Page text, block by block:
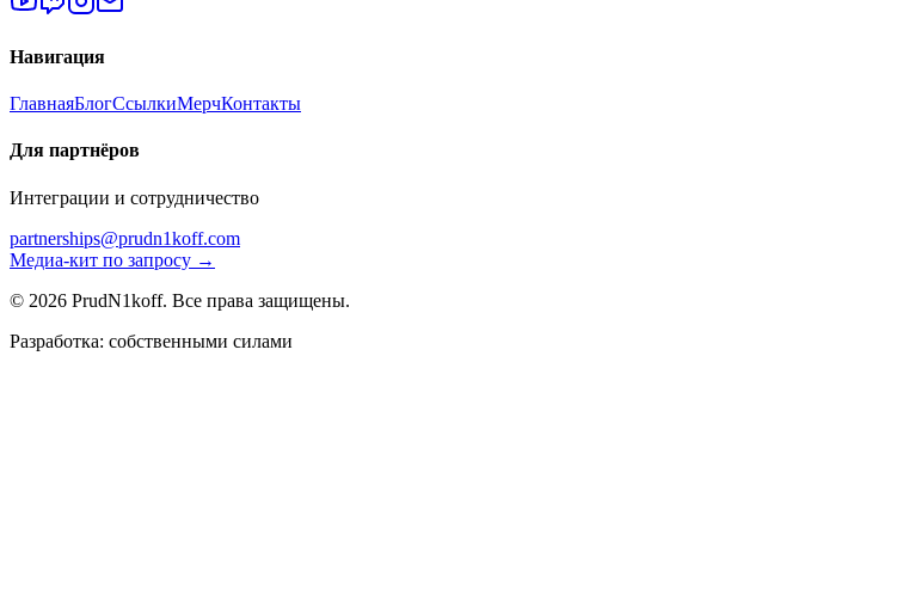
Навигация
ГлавнаяБлогСсылкиМерчКонтакты
Для партнёров
Интеграции и сотрудничество
partnerships@prudn1koff.com
Медиа-кит по запросу →
© 2026 PrudN1koff. Все права защищены.
Разработка: собственными силами